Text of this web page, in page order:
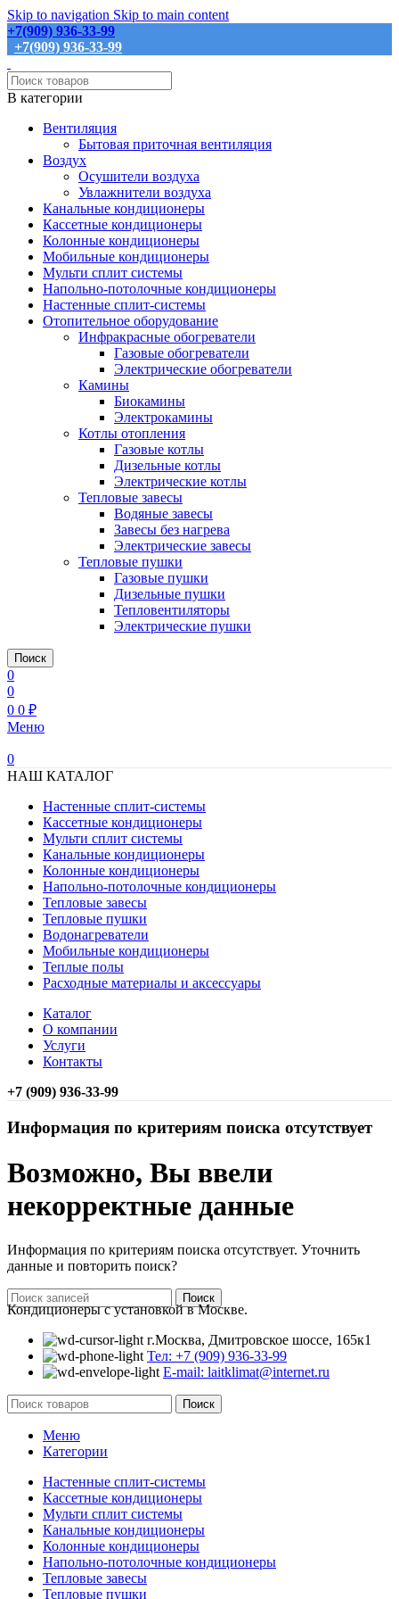
Skip to navigation Skip to main content
+7(909) 936-33-99
+7(909) 936-33-99
В категории
Вентиляция
Бытовая приточная вентиляция
Воздух
Осушители воздуха
Увлажнители воздуха
Канальные кондиционеры
Кассетные кондиционеры
Колонные кондиционеры
Мобильные кондиционеры
Мульти сплит системы
Напольно-потолочные кондиционеры
Настенные сплит-системы
Отопительное оборудование
Инфракрасные обогреватели
Газовые обогреватели
Электрические обогреватели
Камины
Биокамины
Электрокамины
Котлы отопления
Газовые котлы
Дизельные котлы
Электрические котлы
Тепловые завесы
Водяные завесы
Завесы без нагрева
Электрические завесы
Тепловые пушки
Газовые пушки
Дизельные пушки
Тепловентиляторы
Электрические пушки
Поиск
0
0
0 0 ₽
Меню
0
НАШ КАТАЛОГ
Настенные сплит-системы
Кассетные кондиционеры
Мульти сплит системы
Канальные кондиционеры
Колонные кондиционеры
Напольно-потолочные кондиционеры
Тепловые завесы
Тепловые пушки
Водонагреватели
Мобильные кондиционеры
Теплые полы
Расходные материалы и аксессуары
Каталог
О компании
Услуги
Контакты
+7 (909) 936-33-99
Информация по критериям поиска отсутствует
Возможно, Вы ввели
некорректные данные
Информация по критериям поиска отсутствует. Уточнить
данные и повторить поиск?
Поиск
Кондиционеры с установкой в Москве.
г.Москва, Дмитровское шоссе, 165к1
Тел: +7 (909) 936-33-99
E-mail: laitklimat@internet.ru
Поиск
Меню
Категории
Настенные сплит-системы
Кассетные кондиционеры
Мульти сплит системы
Канальные кондиционеры
Колонные кондиционеры
Напольно-потолочные кондиционеры
Тепловые завесы
Тепловые пушки